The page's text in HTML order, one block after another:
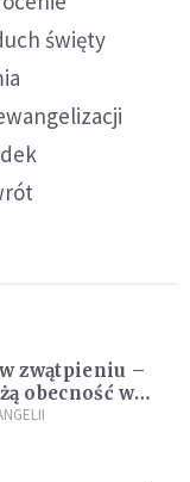
święty
zwątpieniu –
obecność w
życia